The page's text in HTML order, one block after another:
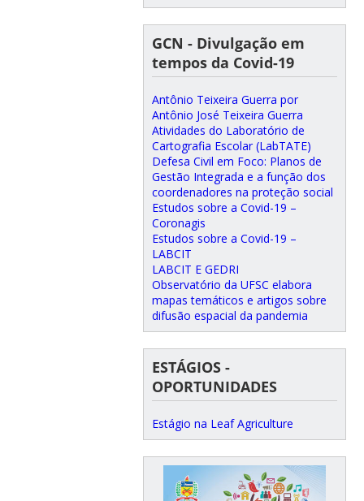
GCN - Divulgação em
tempos da Covid-19
Antônio Teixeira Guerra por
Antônio José Teixeira Guerra
Atividades do Laboratório de
Cartografia Escolar (LabTATE)
Defesa Civil em Foco: Planos de
Gestão Integrada e a função dos
coordenadores na proteção social
Estudos sobre a Covid-19 –
Coronagis
Estudos sobre a Covid-19 –
LABCIT
LABCIT E GEDRI
Observatório da UFSC elabora
mapas temáticos e artigos sobre
difusão espacial da pandemia
ESTÁGIOS -
OPORTUNIDADES
Estágio na Leaf Agriculture